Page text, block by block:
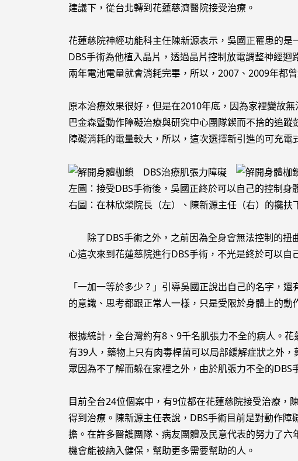
建議下，從台北轉到花蓮慈濟醫院接受治療。
花蓮慈院神經功能科主任陳新源表示，吳國正罹患的
DBS手術為他植入晶片，透過晶片控制放電調整神經
兩年電池電量就會消耗完畢，所以，2007、2009年都
原本治療效果很好，但是在2010年底，因為家裡變故
巴金森暨動作障礙治療與研究中心團隊鍥而不捨的追
障礙消耗的電量較大，所以，這次選擇新引進的可充
左圖：接受DBS手術後，吳國正終於可以自己的控制身
右圖：在林欣榮院長（左）、陳新源主任（右）的攙扶
除了DBS手術之外，之前因為全身會無法控制的扭
心這次來到花蓮慈院進行DBS手術，不光是終於可以
「一加一等於多少？」引導吳國正說出自己的名字，
的意識、思考都跟正常人一樣，只是受限於身體上的
根據統計，全台灣約有8、9千名肌張力不全的病人。
有39人，藥物上只有肉毒桿菌可以局部緩解症狀之外
眾因為不了解而躲在家裡之外，由於肌張力不全的
目前全台24位個案中，有9位都在花蓮慈院接受治療，
得到治療。陳新源主任表說，DBS手術目前是對動作
擔。在許多醫護團隊、病友團體及民意代表的努力了
機會能被納入健保，幫助更多需要幫助的人。